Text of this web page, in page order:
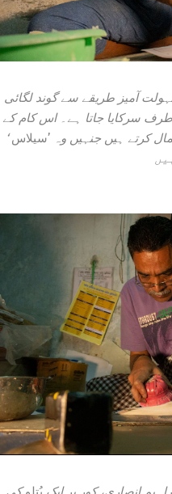
آمیز طریقے سے گوند لگائی
سرکایا جاتا ہے۔ اس کام کے
کرتے ہیں جنہیں وہ ’سیلاس